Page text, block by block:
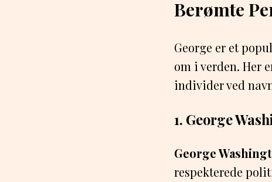
Berømte
George er et
om i verden. Her
individer ved
1. George
George
respekterede